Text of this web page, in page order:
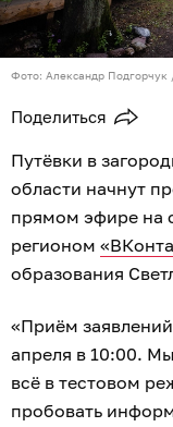
Фото: Александр Подгорчук
Поделиться
Путёвки в
области начнут
прямом эфире на
регионом
образования
«Приём заявлений
апреля в 10:00.
всё в тестовом
пробовать